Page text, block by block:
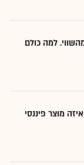
למה כולם
מוצר פיננסי